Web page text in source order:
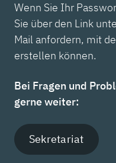
Wenn Sie Ihr
Sie über den Link
Mail anfordern, mit
erstellen können.
Bei Fragen und
gerne weiter:
Sekretariat